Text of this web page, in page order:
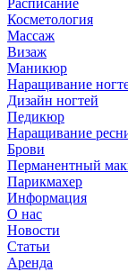
Расписание
Косметология
Массаж
Визаж
Маникюр
Наращивание
Дизайн ногтей
Педикюр
Наращивание
Брови
Перманентный
Парикмахер
Информация
О нас
Новости
Статьи
Аренда